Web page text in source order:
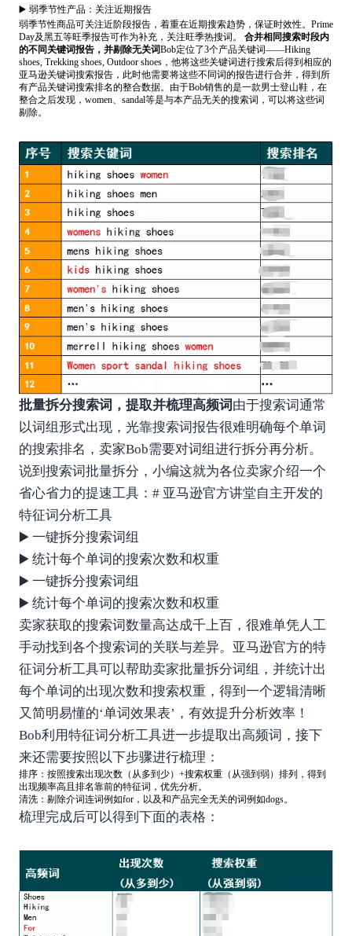
▶️ 弱季节性产品：关注近期报告
弱季节性商品可关注近阶段报告，着重在近期搜索趋势，保证时效性。 Prime
Day及黑五等旺季报告可作为补充，关注旺季热搜词。 合并相同搜索时段内
的不同关键词报告，并剔除无关词Bob定位了3个产品关键词——Hiking
shoes, Trekking shoes, Outdoor shoes，他将这些关键词进行搜索后得到相应的
亚马逊关键词搜索报告，此时他需要将这些不同词的报告进行合并，得到所
有产品关键词搜索排名的整合数据。由于Bob销售的是一款男士登山鞋，在
整合之后发现，women、sandal等是与本产品无关的搜索词，可以将这些词
剔除。
批量拆分搜索词，提取并梳理高频词 由于搜索词通常
以词组形式出现，光靠搜索词报告很难明确每个单词
的搜索排名，卖家Bob需要对词组进行拆分再分析。
说到搜索词批量拆分，小编这就为各位卖家介绍一个
省心省力的提速工具：# 亚马逊官方讲堂自主开发的
特征词分析工具
▶️ 一键拆分搜索词组
▶️ 统计每个单词的搜索次数和权重
▶️ 一键拆分搜索词组
▶️ 统计每个单词的搜索次数和权重
卖家获取的搜索词数量高达成千上百，很难单凭人工
手动找到各个搜索词的关联与差异。亚马逊官方的特
征词分析工具可以帮助卖家批量拆分词组，并统计出
每个单词的出现次数和搜索权重，得到一个逻辑清晰
又简明易懂的‘单词效果表’，有效提升分析效率！
Bob利用特征词分析工具进一步提取出高频词，接下
来还需要按照以下步骤进行梳理：
排序：按照搜索出现次数（从多到少）+搜索权重（从强到弱）排列，得到
出现频率高且排名靠前的特征词，优先分析。
清洗：剔除介词连词例如for，以及和产品完全无关的词例如dogs。
梳理完成后可以得到下面的表格：